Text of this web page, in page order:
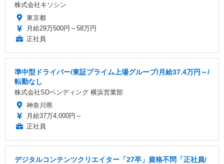
株式会社キソシン
東京都
月給29万500円～58万円
正社員
準中型ドライバー/東証プライム上場グループ/月給37.4万円～/
転勤なし
株式会社SDベンディング 横浜営業部
神奈川県
月給37万4,000円～
正社員
デジタルコンテンツクリエイター「27卒」資格不問「正社員/